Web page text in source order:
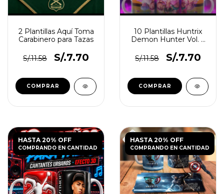
2 Plantillas Aquí Toma
Carabinero para Tazas
S/.11.58 S/.7.70
10 Plantillas Huntrix
Demon Hunter Vol. 3
S/.11.58
S/.7.70
HASTA 20% OFF
COMPRANDO EN CANTIDAD
HASTA 20% OFF
COMPRANDO EN CANTIDAD